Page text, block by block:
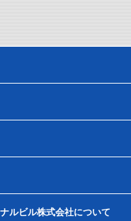
ルビル株式会社について